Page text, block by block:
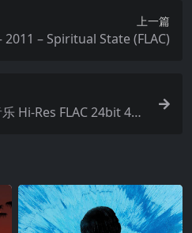
上一篇
2011 – Spiritual State (FLAC)
48k